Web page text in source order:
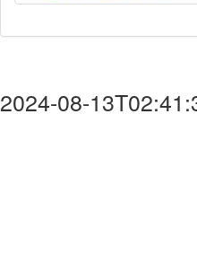
2024-08-